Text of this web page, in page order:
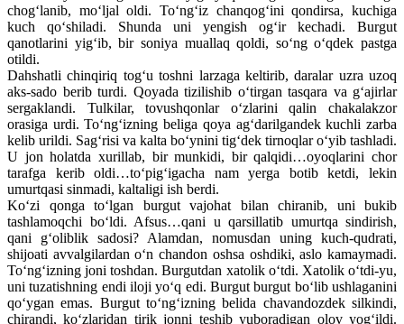
chog‘lanib, mo‘ljal oldi. To‘ng‘iz chanqog‘ini qondirsa, kuchiga
kuch qo‘shiladi. Shunda uni yengish og‘ir kechadi. Burgut
qanotlarini yig‘ib, bir soniya muallaq qoldi, so‘ng o‘qdek pastga
otildi.
Dahshatli chinqiriq tog‘u toshni larzaga keltirib, daralar uzra uzoq
aks-sado berib turdi. Qoyada tizilishib o‘tirgan tasqara va g‘ajirlar
sergaklandi. Tulkilar, tovushqonlar o‘zlarini qalin chakalakzor
orasiga urdi. To‘ng‘izning beliga qoya ag‘darilgandek kuchli zarba
kelib urildi. Sag‘risi va kalta bo‘ynini tig‘dek tirnoqlar o‘yib tashladi.
U jon holatda xurillab, bir munkidi, bir qalqidi…oyoqlarini chor
tarafga kerib oldi…to‘pig‘igacha nam yerga botib ketdi, lekin
umurtqasi sinmadi, kaltaligi ish berdi.
Ko‘zi qonga to‘lgan burgut vajohat bilan chiranib, uni bukib
tashlamoqchi bo‘ldi. Afsus…qani u qarsillatib umurtqa sindirish,
qani g‘oliblik sadosi? Alamdan, nomusdan uning kuch-qudrati,
shijoati avvalgilardan o‘n chandon oshsa oshdiki, aslo kamaymadi.
To‘ng‘izning joni toshdan. Burgutdan xatolik o‘tdi. Xatolik o‘tdi-yu,
uni tuzatishning endi iloji yo‘q edi. Burgut burgut bo‘lib ushlaganini
qo‘ygan emas. Burgut to‘ng‘izning belida chavandozdek silkindi,
chirandi, ko‘zlaridan tirik jonni teshib yuboradigan olov yog‘ildi.